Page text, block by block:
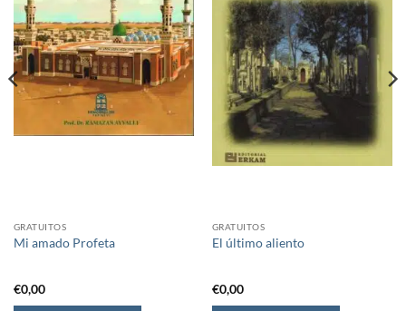
GRATUITOS
Mi amado Profeta
€0,00
GRATUITOS
El último aliento
€0,00